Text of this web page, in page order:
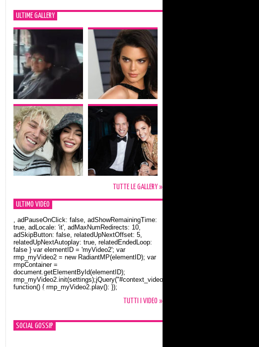
ULTIME GALLERY
TUTTE LE GALLERY »
ULTIMO VIDEO
Orlando Bloom e la t-shirt dedicata a Flynn
, adPauseOnClick: false, adShowRemainingTime:
true, adLocale: 'it', adMaxNumRedirects: 10,
adSkipButton: false, relatedUpNextOffset: 5,
relatedUpNextAutoplay: true, relatedEndedLoop:
false } var elementID = 'myVideo2'; var
rmp_myVideo2 = new RadiantMP(elementID); var
rmpContainer =
document.getElementById(elementID);
rmp_myVideo2.init(settings);jQuery("#context_video2").one("mouseover",
function() { rmp_myVideo2.play(); });
TUTTI I VIDEO »
SOCIAL GOSSIP